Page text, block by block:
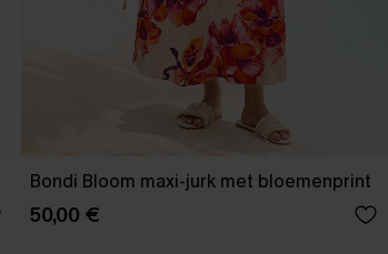
Bondi Bloom maxi-jurk met bloemenprint
50,00 €